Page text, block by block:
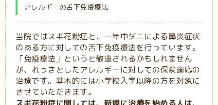
アレルギーの舌下免疫療法
当院ではスギ花粉症と、一年中ダニによる鼻炎症状
のある方に対しての舌下免疫療法を行っています。
「免疫療法」というと敬遠されるかもしれません
が、れっきとしたアレルギーに対しての保険適応の
治療です。基本的には小学校入学以降の方を対象に
させていただきます。